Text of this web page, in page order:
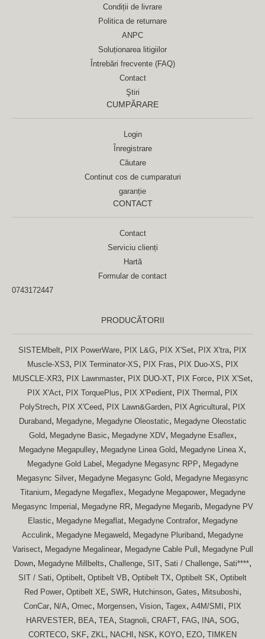
Condiții de livrare
Politica de returnare
ANPC
Soluționarea litigiilor
Întrebări frecvente (FAQ)
Contact
Ştiri
CUMPĂRARE
Login
Înregistrare
Căutare
Continut cos de cumparaturi
garanție
CONTACT
Contact
Serviciu clienți
Hartă
Formular de contact
0743172447
PRODUCĂTORII
SISTEMbelt, PIX PowerWare, PIX L&G, PIX X'Set, PIX X'tra, PIX
Muscle-XS3, PIX Terminator-XS, PIX Fras, PIX Duo-XS, PIX
MUSCLE-XR3, PIX Lawnmaster, PIX DUO-XT, PIX Force, PIX X'Set,
PIX X'Act, PIX TorquePlus, PIX X'Pedient, PIX Thermal, PIX
PolyStrech, PIX X'Ceed, PIX Lawn&Garden, PIX Agricultural, PIX
Duraband, Megadyne, Megadyne Oleostatic, Megadyne Oleostatic
Gold, Megadyne Basic, Megadyne XDV, Megadyne Esaflex,
Megadyne Megapulley, Megadyne Linea Gold, Megadyne Linea X,
Megadyne Gold Label, Megadyne Megasync RPP, Megadyne
Megasync Silver, Megadyne Megasync Gold, Megadyne Megasync
Titanium, Megadyne Megaflex, Megadyne Megapower, Megadyne
Megasync Imperial, Megadyne RR, Megadyne Megarib, Megadyne PV
Elastic, Megadyne Megaflat, Megadyne Contrafor, Megadyne
Acculink, Megadyne Megaweld, Megadyne Pluriband, Megadyne
Varisect, Megadyne Megalinear, Megadyne Cable Pull, Megadyne Pull
Down, Megadyne Millbelts, Challenge, SIT, Sati / Challenge, Sati****,
SIT / Sati, Optibelt, Optibelt VB, Optibelt TX, Optibelt SK, Optibelt
Red Power, Optibelt XE, SWR, Hutchinson, Gates, Mitsuboshi,
ConCar, N/A, Omec, Morgensen, Vision, Tagex, A4M/SMI, PIX
HARVESTER, BEA, TEA, Stagnoli, CRAFT, FAG, INA, SOG,
CORTECO, SKF, ZKL , NACHI, NSK, KOYO, EZO, TIMKEN